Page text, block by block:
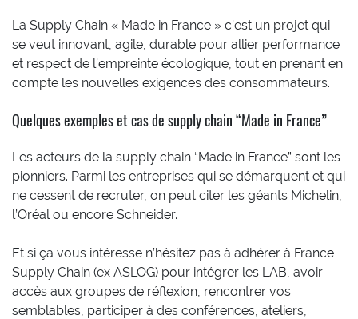
La Supply Chain « Made in France » c’est un projet qui
se veut innovant, agile, durable pour allier performance
et respect de l’empreinte écologique, tout en prenant en
compte les nouvelles exigences des consommateurs.
Quelques exemples et cas de supply chain “Made in France”
Les acteurs de la supply chain “Made in France” sont les
pionniers. Parmi les entreprises qui se démarquent et qui
ne cessent de recruter, on peut citer les géants Michelin,
l’Oréal ou encore Schneider.
Et si ça vous intéresse n’hésitez pas à adhérer à France
Supply Chain (ex ASLOG) pour intégrer les LAB, avoir
accès aux groupes de réflexion, rencontrer vos
semblables, participer à des conférences, ateliers,